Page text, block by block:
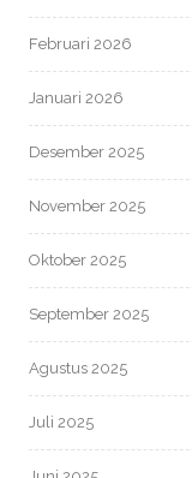
Februari 2026
Januari 2026
Desember 2025
November 2025
Oktober 2025
September 2025
Agustus 2025
Juli 2025